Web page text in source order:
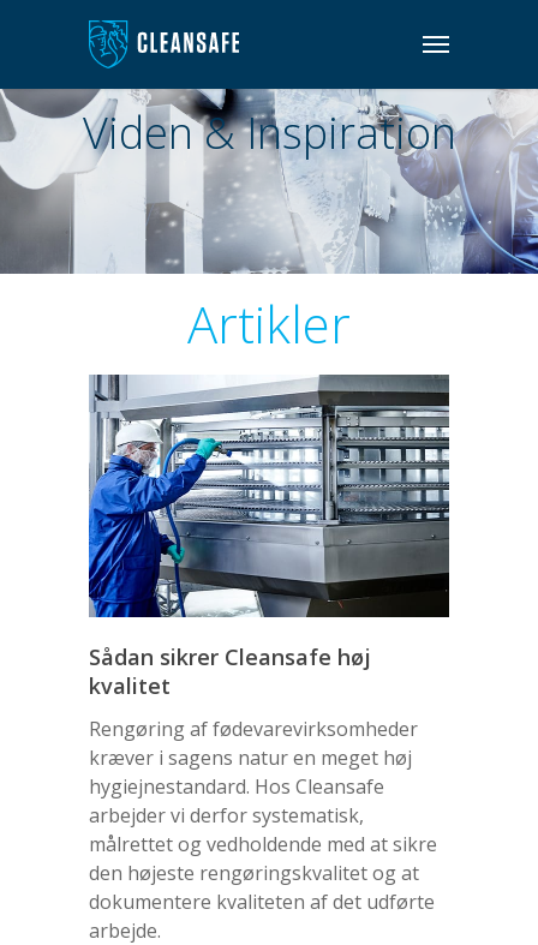
Viden & Inspiration
Artikler
Sådan sikrer Cleansafe høj
kvalitet
Rengøring af fødevarevirksomheder
kræver i sagens natur en meget høj
hygiejnestandard. Hos Cleansafe
arbejder vi derfor systematisk,
målrettet og vedholdende med at sikre
den højeste rengøringskvalitet og at
dokumentere kvaliteten af det udførte
arbejde.